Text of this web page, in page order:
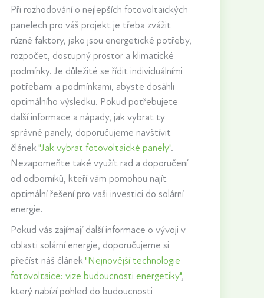
Při rozhodování o nejlepších fotovoltaických
panelech pro váš projekt je třeba zvážit
různé faktory, jako jsou energetické potřeby,
rozpočet, dostupný prostor a klimatické
podmínky. Je důležité se řídit individuálními
potřebami a podmínkami, abyste dosáhli
optimálního výsledku. Pokud potřebujete
další informace a nápady, jak vybrat ty
správné panely, doporučujeme navštívit
článek"Jak vybrat fotovoltaické panely".
Nezapomeňte také využít rad a doporučení
od odborníků, kteří vám pomohou najít
optimální řešení pro vaši investici do solární
energie.
Pokud vás zajímají další informace o vývoji v
oblasti solární energie, doporučujeme si
přečíst náš článek"Nejnovější technologie
fotovoltaice: vize budoucnosti energetiky",
který nabízí pohled do budoucnosti